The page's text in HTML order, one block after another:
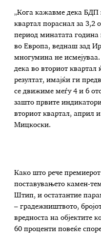
„Кога кажавме дека БДП
квартал пораснал за 3,2
период минатата година
во Европа, веднаш зад
многумина не
дека во вториот
резултат, имајќи ги
се движиме меѓу 4 и 6
зашто првите
вториот квартал, април
Мицкоски.
Како што рече
поставувањето камен-
Штип, и остатантие
– градежништвото,
вредноста на објектите
60 проценти повеќе